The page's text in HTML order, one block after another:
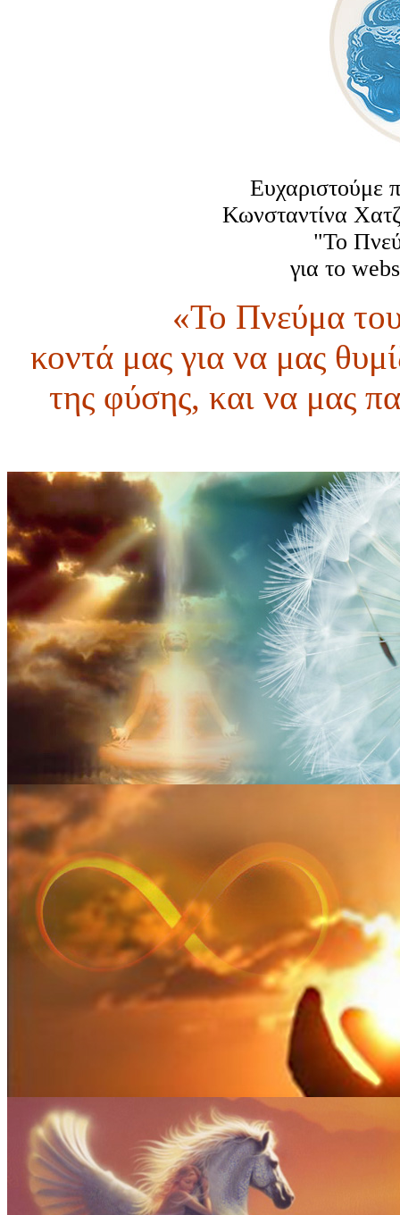
Ευχαριστούμε
Κωνσταντίνα
"Το
για το
«Το Πνεύμα
κοντά μας για να μας
της φύσης, και να μας